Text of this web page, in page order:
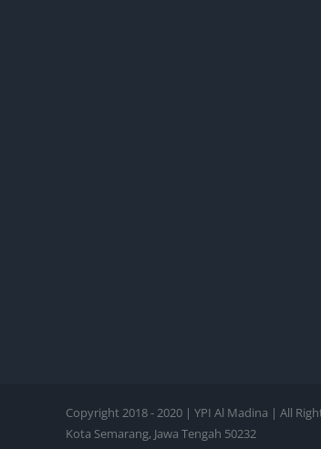
Copyright 2018 - 2020 | YPI Al Madina | All
Kota Semarang, Jawa Tengah 50232